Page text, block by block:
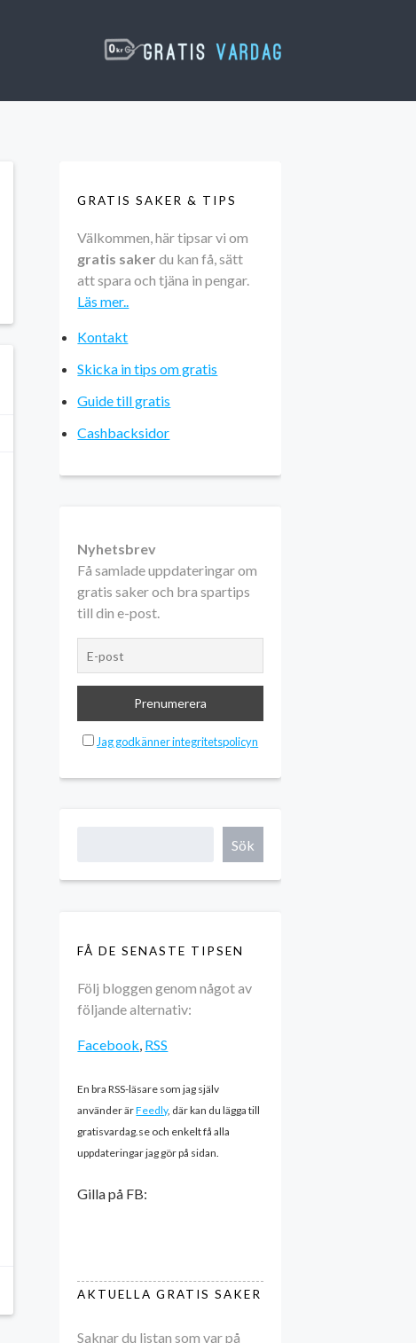
GRATIS SAKER & TIPS
Välkommen, här tipsar vi om
gratis saker du kan få, sätt
att spara och tjäna in pengar.
Läs mer..
Kontakt
Skicka in tips om gratis
Guide till gratis
Cashbacksidor
Nyhetsbrev
Få samlade uppdateringar om
gratis saker och bra spartips
till din e-post.
Jag godkänner integritetspolicyn
Sök
FÅ DE SENASTE TIPSEN
Följ bloggen genom något av
följande alternativ:
Facebook RSS
En bra RSS-läsare som jag själv
använder ärFeedly, där kan du lägga till
gratisvardag.se och enkelt få alla
uppdateringar jag gör på sidan.
Gilla på FB:
AKTUELLA GRATIS SAKER
Saknar du listan som var på